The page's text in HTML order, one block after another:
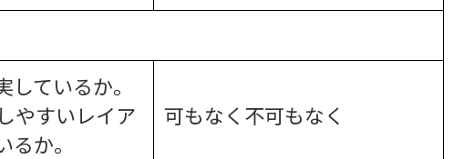
しているか。
やすいレイア
るか。
可もなく不可もなく